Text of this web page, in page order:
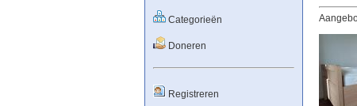
Categorieën
Doneren
Registreren